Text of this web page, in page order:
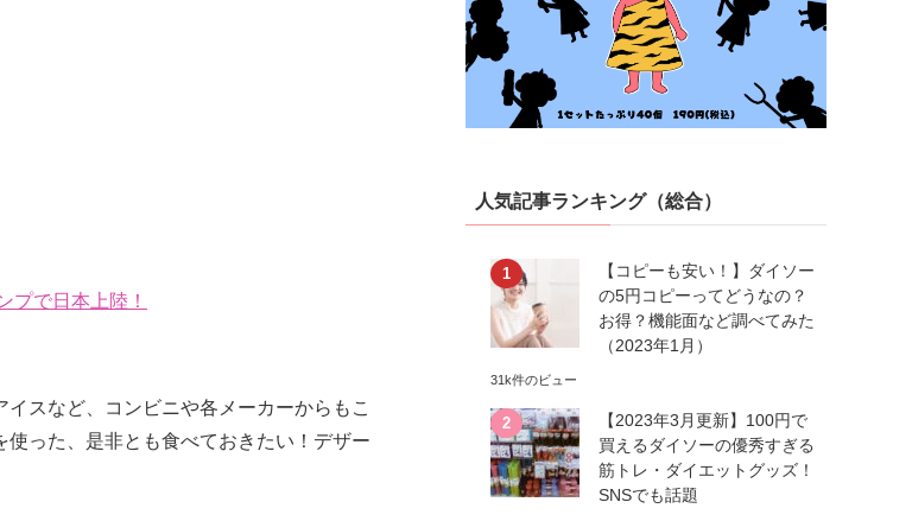
プで日本上陸！
スなど、コンビニや各メーカーからもこ
った、是非とも食べておきたい！デザー
人気記事ランキング（総合）
【コピーも安い！】ダイソー
の5円コピーってどうなの？
お得？機能面など調べてみた
（2023年1月）
31k件のビュー
【2023年3月更新】100円で
買えるダイソーの優秀すぎる
筋トレ・ダイエットグッズ！
SNSでも話題